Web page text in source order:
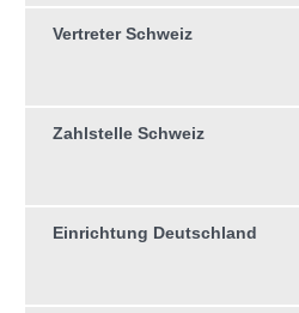
Vertreter Schweiz
Zahlstelle Schweiz
Einrichtung Deutschland